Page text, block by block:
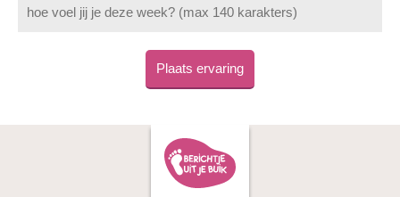
goed. Ik zelf heb het hele dagen warm (extreem warm) :( "
stuit...Hopelijk volgende week gedraaid, anders versiepoging."
Plaats ervaring